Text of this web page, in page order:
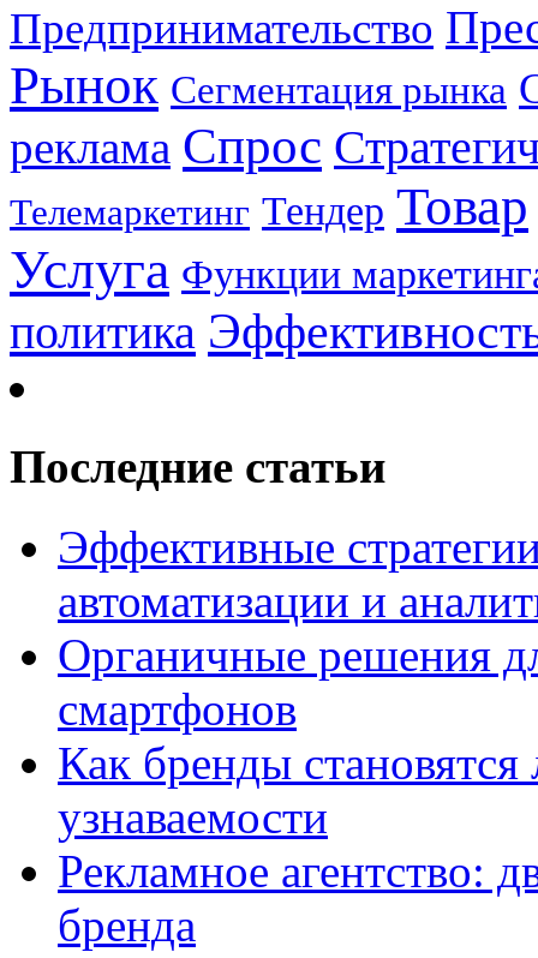
Предпринимательство
Рынок Сегментация рынка
реклама Спрос
Телемаркетинг Тендер Товар
Услуга Функции
политика
Последние статьи
Эффективные
автоматизации и
Органичные решения
смартфонов
Как бренды
узнаваемости
Рекламное агентство:
бренда